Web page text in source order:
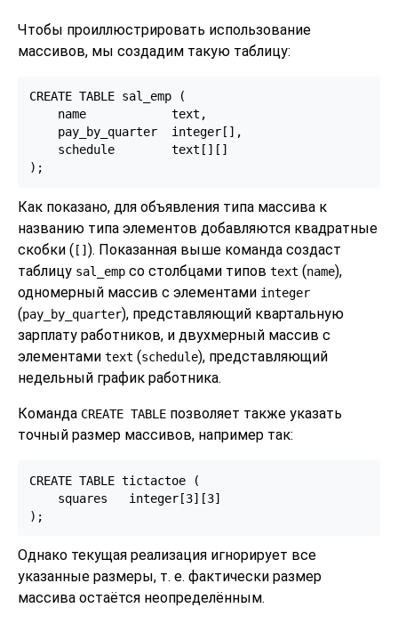
Чтобы проиллюстрировать использование
массивов, мы создадим такую таблицу:
CREATE TABLE sal_emp (
    name            text,
    pay_by_quarter  integer[],
    schedule        text[][]
);
Как показано, для объявления типа массива к
названию типа элементов добавляются квадратные
скобки ( [] ). Показанная выше команда создаст
таблицу sal_emp со столбцами типов text (name),
одномерный массив с элементами integer
(pay_by_quarter), представляющий квартальную
зарплату работников, и двухмерный массив с
элементами text (schedule), представляющий
недельный график работника.
Команда CREATE TABLE позволяет также указать
точный размер массивов, например так:
CREATE TABLE tictactoe (
    squares   integer[3][3]
);
Однако текущая реализация игнорирует все
указанные размеры, т. е. фактически размер
массива остаётся неопределённым.